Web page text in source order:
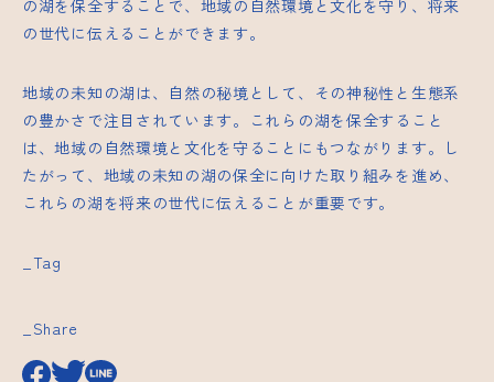
の湖を保全することで、地域の自然環境と文化を守り、将来
の世代に伝えることができます。
地域の未知の湖は、自然の秘境として、その神秘性と生態系
の豊かさで注目されています。これらの湖を保全すること
は、地域の自然環境と文化を守ることにもつながります。し
たがって、地域の未知の湖の保全に向けた取り組みを進め、
これらの湖を将来の世代に伝えることが重要です。
_Tag
_Share